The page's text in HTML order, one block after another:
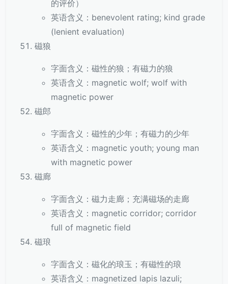
的评价）
英语含义：benevolent rating; kind grade
(lenient evaluation)
磁狼
字面含义：磁性的狼；有磁力的狼
英语含义：magnetic wolf; wolf with
magnetic power
磁郎
字面含义：磁性的少年；有磁力的少年
英语含义：magnetic youth; young man
with magnetic power
磁廊
字面含义：磁力走廊；充满磁场的走廊
英语含义：magnetic corridor; corridor
full of magnetic field
磁琅
字面含义：磁化的琅玉；有磁性的琅
英语含义：magnetized lapis lazuli;